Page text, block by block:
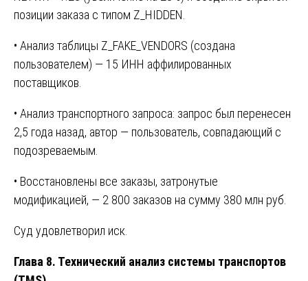
позиции заказа с типом Z_HIDDEN.
• Анализ таблицы Z_FAKE_VENDORS (создана
пользователем) — 15 ИНН аффилированных
поставщиков.
• Анализ транспортного запроса: запрос был перенесен
2,5 года назад, автор — пользователь, совпадающий с
подозреваемым.
• Восстановлены все заказы, затронутые
модификацией, — 2 800 заказов на сумму 380 млн руб.
Суд удовлетворил иск.
Глава 8. Технический анализ системы транспортов